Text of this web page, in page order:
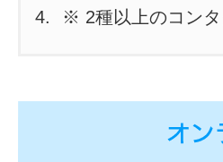
※ 2種以上のコン